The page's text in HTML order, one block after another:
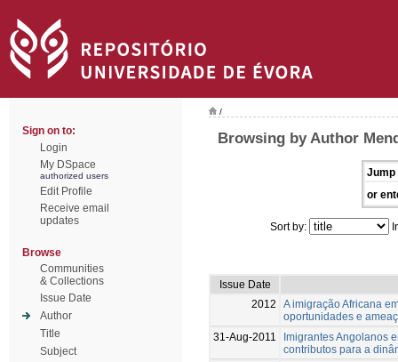
Sign on to:
Login
My DSpace
authorized users
Edit Profile
Receive email
updates
Browse
Communities
& Collections
Issue Date
Author
Title
Subject
/
Browsing by Author
Jump
or
Sort by:
Issue Date
2012
A imigração Africana
oportunidades e
31-Aug-2011
Imigrantes Angolanos
contributos para a